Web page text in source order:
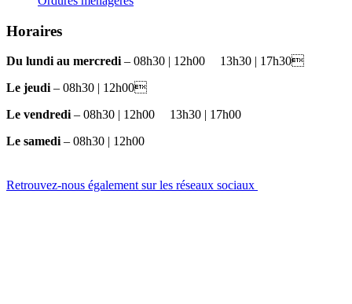
Horaires
Du lundi au mercredi – 08h30 | 12h00
13h30 | 17h30
Le jeudi – 08h30 | 12h00
Le vendredi – 08h30 | 12h00
13h30 | 17h00
Le samedi – 08h30 | 12h00
Retrouvez-nous également sur les réseaux sociaux